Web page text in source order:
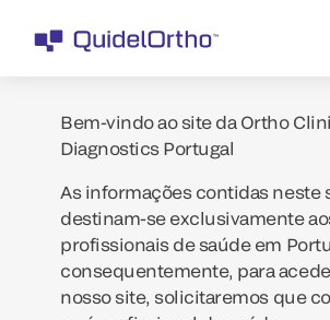
Bem-vindo ao site da Ortho
Diagnostics Portugal
As informações contidas neste
destinam-se exclusivamente
profissionais de saúde em
consequentemente, para
nosso site, solicitaremos que